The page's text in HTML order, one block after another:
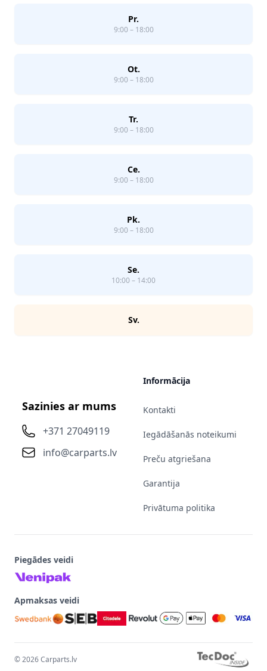
Pr.
9:00 – 18:00
Ot.
9:00 – 18:00
Tr.
9:00 – 18:00
Ce.
9:00 – 18:00
Pk.
9:00 – 18:00
Se.
10:00 – 14:00
Sv.
Sazinies ar mums
+371 27049119
info@carparts.lv
Informācija
Kontakti
Iegādāšanās noteikumi
Preču atgriešana
Garantija
Privātuma politika
Piegādes veidi
Apmaksas veidi
©2026Carparts.lv